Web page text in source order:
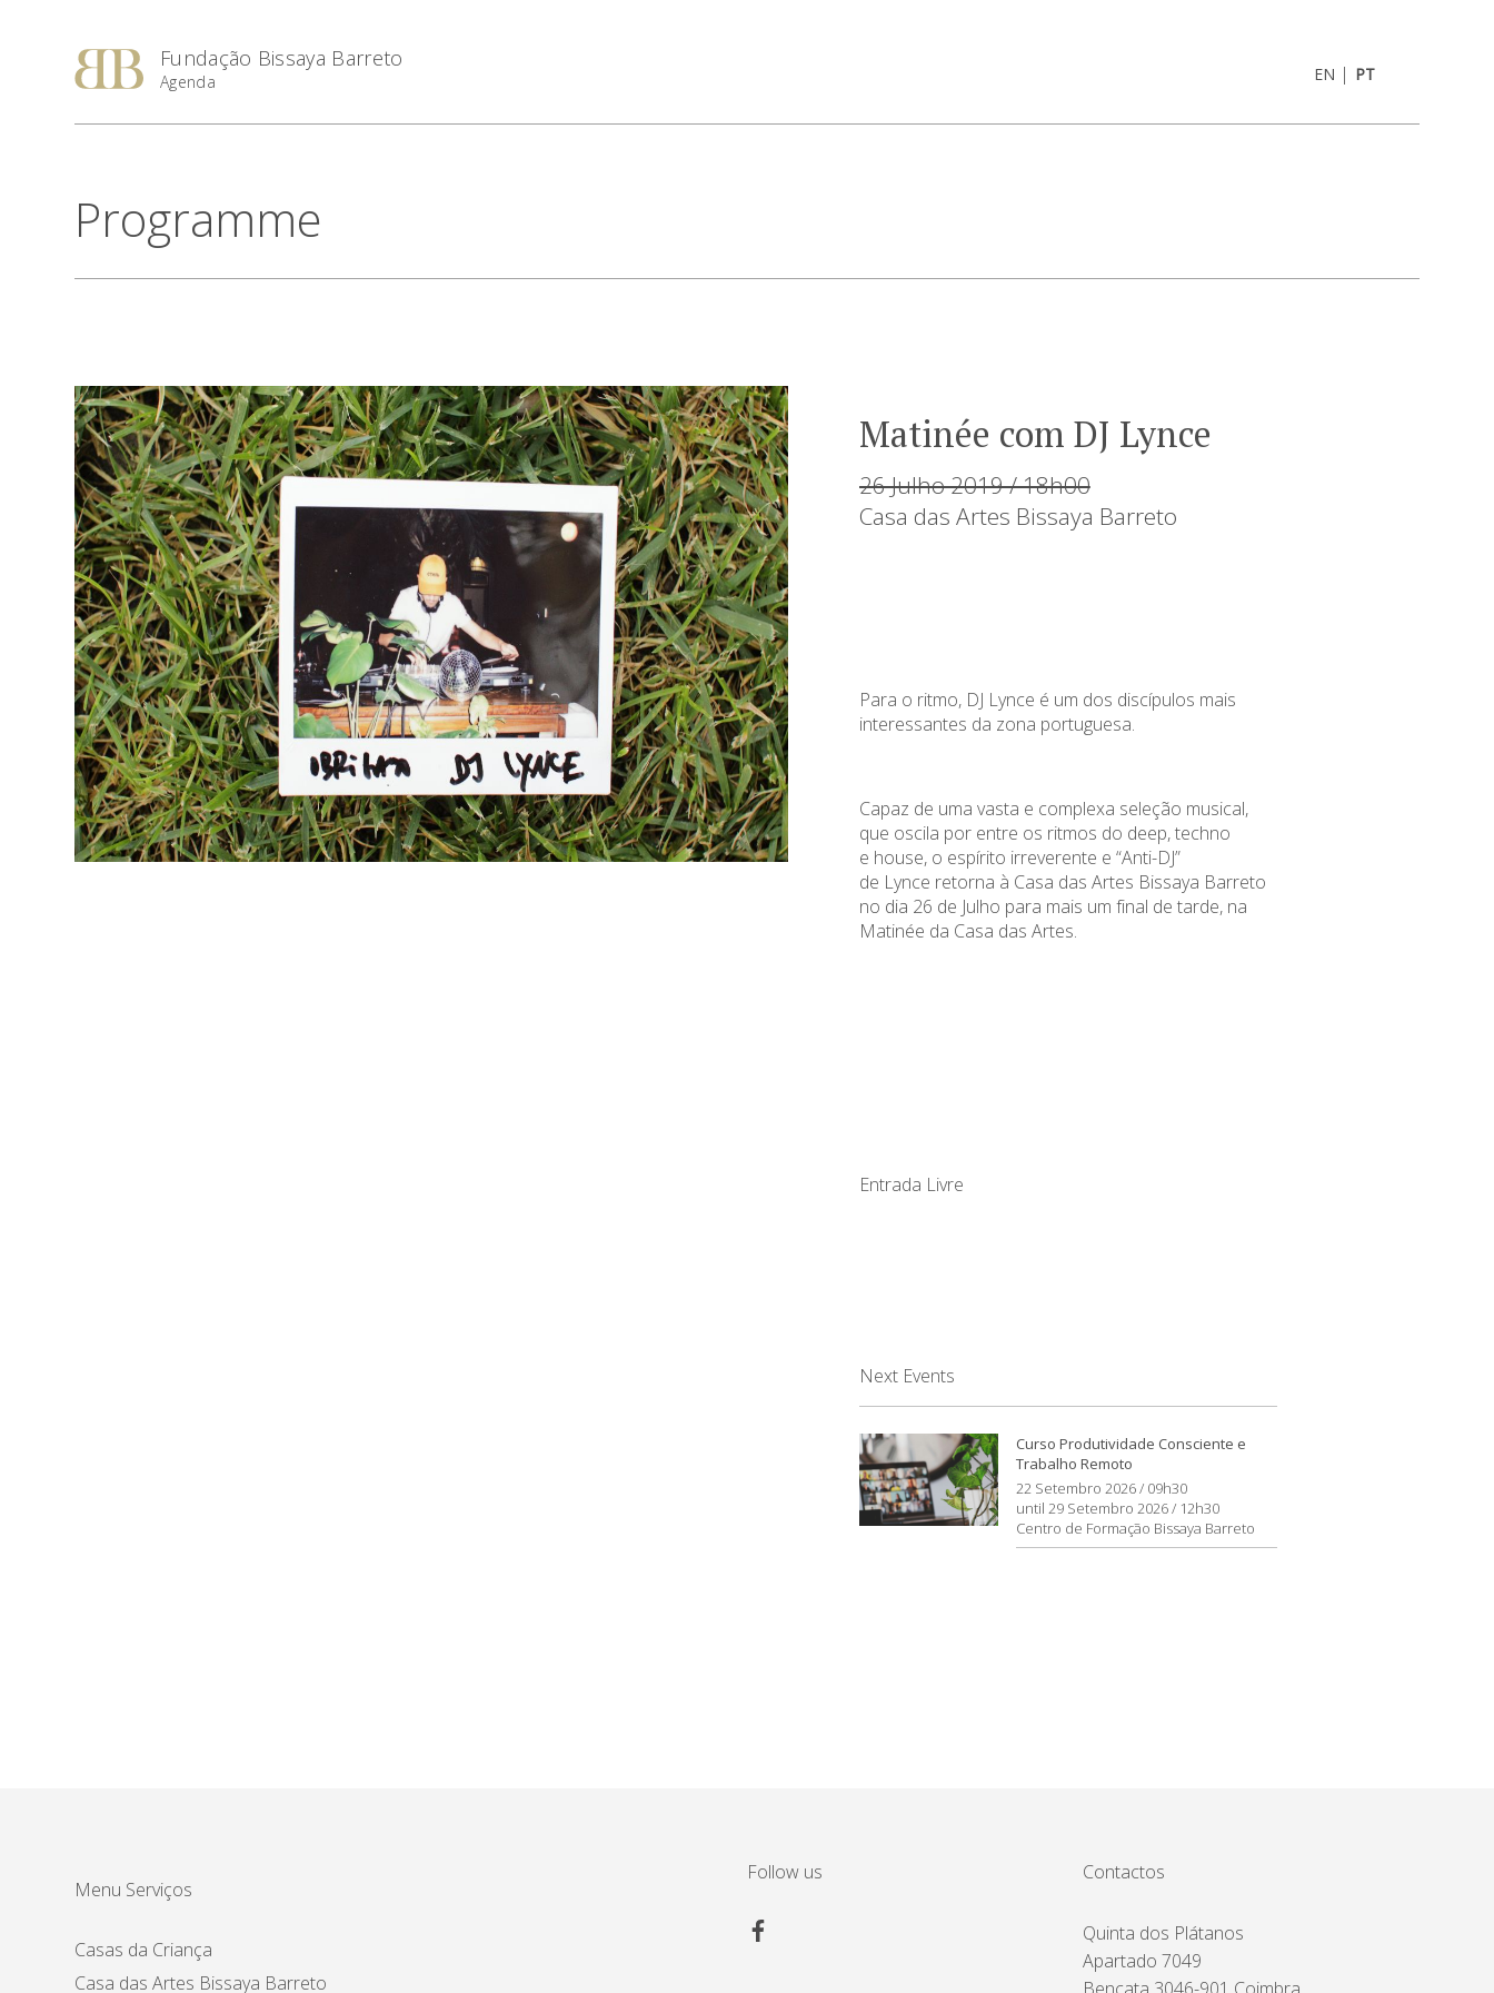
Fundação Bissaya Barreto
Agenda EN | PT
Programme
Matinée com DJ Lynce
26 Julho 2019 / 18h00
Casa das Artes Bissaya Barreto
Para o ritmo, DJ Lynce é um dos discípulos mais
interessantes da zona portuguesa.
Capaz de uma vasta e complexa seleção musical,
que oscila por entre os ritmos do deep, techno
e house, o espírito irreverente e “Anti-DJ”
de Lynce retorna à Casa das Artes Bissaya Barreto
no dia 26 de Julho para mais um final de tarde, na
Matinée da Casa das Artes.
Entrada Livre
Next Events
Curso Produtividade Consciente e
Trabalho Remoto
22 Setembro 2026 / 09h30
until 29 Setembro 2026 / 12h30
Centro de Formação Bissaya Barreto
Menu Serviços
Casas da Criança
Casa das Artes Bissaya Barreto
Follow us Contactos
Quinta dos Plátanos
Apartado 7049
Bencata 3046-901 Coimbra